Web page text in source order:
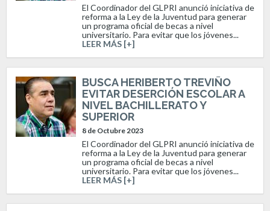
El Coordinador del GLPRI anunció iniciativa de
reforma a la Ley de la Juventud para generar
un programa oficial de becas a nivel
universitario. Para evitar que los jóvenes...
LEER MÁS [+]
BUSCA HERIBERTO TREVIÑO
EVITAR DESERCIÓN ESCOLAR A
NIVEL BACHILLERATO Y
SUPERIOR
8 de Octubre 2023
El Coordinador del GLPRI anunció iniciativa de
reforma a la Ley de la Juventud para generar
un programa oficial de becas a nivel
universitario. Para evitar que los jóvenes...
LEER MÁS [+]